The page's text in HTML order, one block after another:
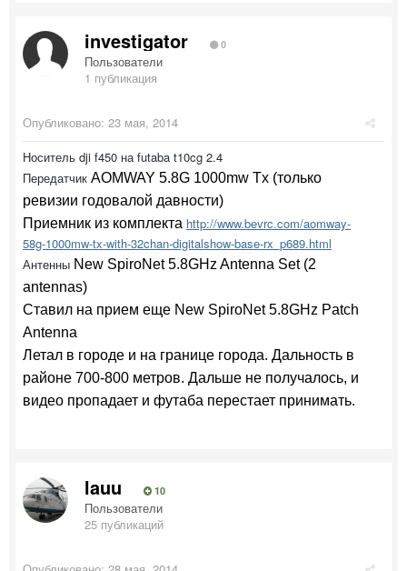
investigator 0
Пользователи
1 публикация
Опубликовано: 23 мая, 2014
Носитель dji f450 на futaba t10cg 2.4
Передатчик AOMWAY 5.8G 1000mw Tx (только
ревизии годовалой давности)
Приемник из комплекта http://www.bevrc.com/aomway-
58g-1000mw-tx-with-32chan-digitalshow-base-rx_p689.html
Антенны New SpiroNet 5.8GHz Antenna Set (2
antennas)
Ставил на прием еще New SpiroNet 5.8GHz Patch
Antenna
Летал в городе и на границе города. Дальность в
районе 700-800 метров. Дальше не получалось, и
видео пропадает и футаба перестает принимать.
lauu 10
Пользователи
25 публикаций